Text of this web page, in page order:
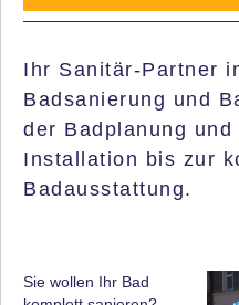
Ihr Sanitär-Partner
Badsanierung und
der Badplanung
Installation bis zur
Badausstattung.
Sie wollen Ihr Bad